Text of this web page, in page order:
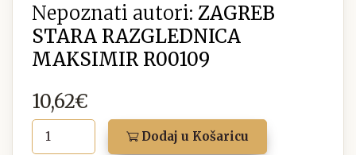
Nepoznati autori: ZAGREB
STARA RAZGLEDNICA
MAKSIMIR R00109
10,62€
Dodaj u Košaricu